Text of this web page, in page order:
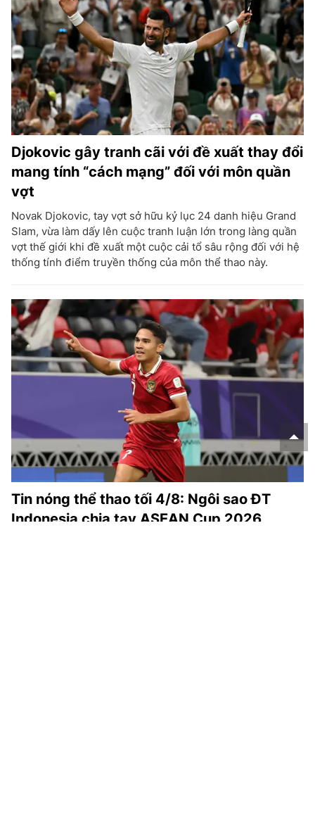
Djokovic gây tranh cãi với đề xuất thay đổi
mang tính “cách mạng” đối với môn quần
vợt
Novak Djokovic, tay vợt sở hữu kỷ lục 24 danh hiệu Grand
Slam, vừa làm dấy lên cuộc tranh luận lớn trong làng quần
vợt thế giới khi đề xuất một cuộc cải tổ sâu rộng đối với hệ
thống tính điểm truyền thống của môn thể thao này.
Tin nóng thể thao tối 4/8: Ngôi sao ĐT
Indonesia chia tay ASEAN Cup 2026